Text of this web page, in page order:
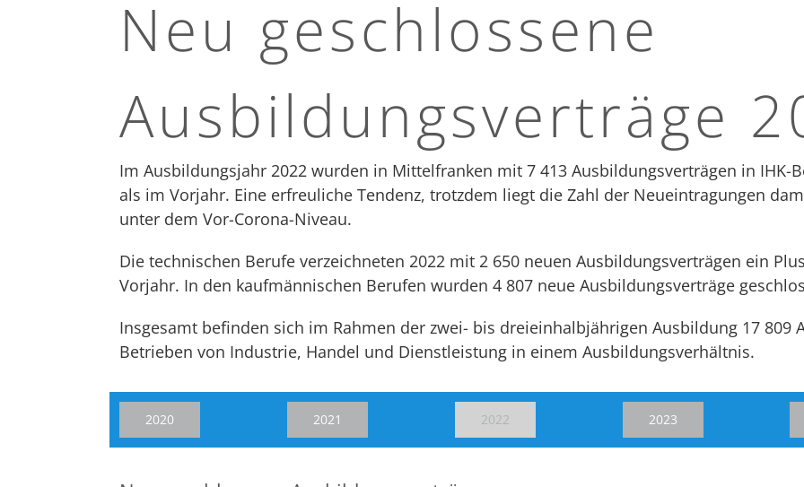
Neu geschlossene
Ausbildungsverträge
Im Ausbildungsjahr 2022 wurden in Mittelfranken mit 7 413 Ausbildungsverträgen in IHK-
als im Vorjahr. Eine erfreuliche Tendenz, trotzdem liegt die Zahl der Neueintragungen
unter dem Vor-Corona-Niveau.
Die technischen Berufe verzeichneten 2022 mit 2 650 neuen Ausbildungsverträgen ein
Vorjahr. In den kaufmännischen Berufen wurden 4 807 neue Ausbildungsverträge
Insgesamt befinden sich im Rahmen der zwei- bis dreieinhalbjährigen Ausbildung 17 809
Betrieben von Industrie, Handel und Dienstleistung in einem Ausbildungsverhältnis.
2020 2021 2022 2023